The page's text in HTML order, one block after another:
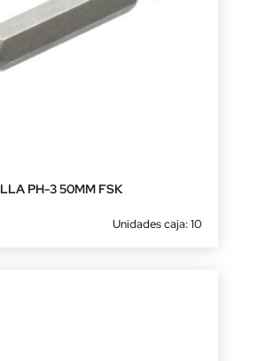
PH-3 50MM FSK
Unidades caja: 10